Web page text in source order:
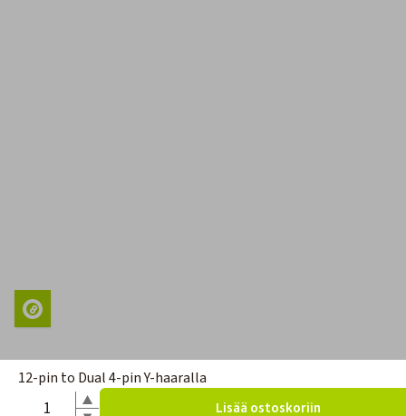
12-pin to Dual 4-pin Y-haaralla
Lisää ostoskoriin